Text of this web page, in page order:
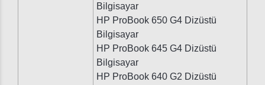
Bilgisayar
HP ProBook 650 G4 Dizüstü
Bilgisayar
HP ProBook 645 G4 Dizüstü
Bilgisayar
HP ProBook 640 G2 Dizüstü